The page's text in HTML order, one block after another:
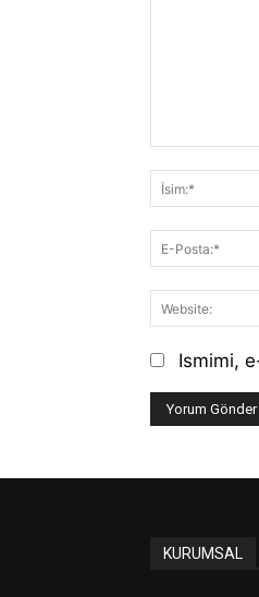
Ismimi,
KURUMSAL